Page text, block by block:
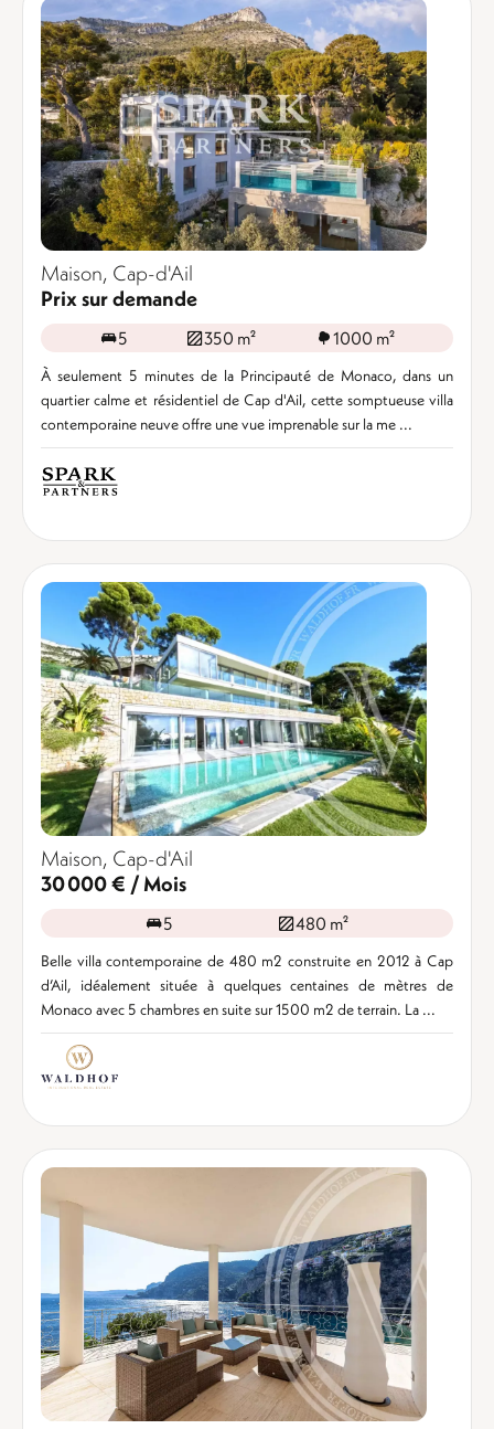
Maison, Cap-d'Ail
Prix sur demande
5 350 m² 1000 m²
À seulement 5 minutes de la Principauté de Monaco, dans un
quartier calme et résidentiel de Cap d'Ail, cette somptueuse villa
contemporaine neuve offre une vue imprenable sur la me ...
Maison, Cap-d'Ail
30 000 € / Mois
5 480 m²
Belle villa contemporaine de 480 m2 construite en 2012 à Cap
d’Ail, idéalement située à quelques centaines de mètres de
Monaco avec 5 chambres en suite sur 1500 m2 de terrain. La ...